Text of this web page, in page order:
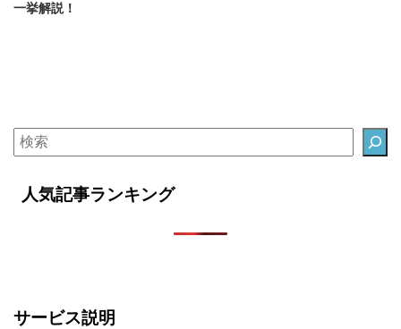
一挙解説！
人気記事ランキング
サービス説明